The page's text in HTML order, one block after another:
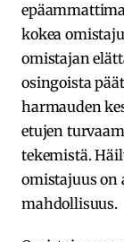
kokea
omistajan
osingoista
harmauden
etujen
tekemistä.
omistajuus on
mahdollisuus.